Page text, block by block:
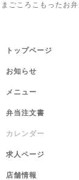
まごころこもったお
トップページ
お知らせ
メニュー
弁当注文書
カレンダー
求人ページ
店舗情報